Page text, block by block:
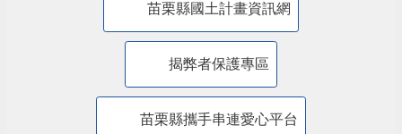
苗栗縣國土計畫資訊網
揭弊者保護專區
苗栗縣攜手串連愛心平台